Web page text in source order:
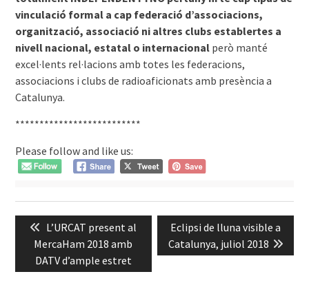
vinculació formal a cap federació d’associacions,
organització, associació ni altres clubs establertes a
nivell nacional, estatal o internacional però manté
excel·lents rel·lacions amb totes les federacions,
associacions i clubs de radioaficionats amb presència a
Catalunya.
**************************
Please follow and like us:
d'entrades
Previous
post:
L’URCAT present al
MercaHam 2018 amb
DATV d’ample estret
Next
post:
Eclipsi de lluna visible a
Catalunya, juliol 2018